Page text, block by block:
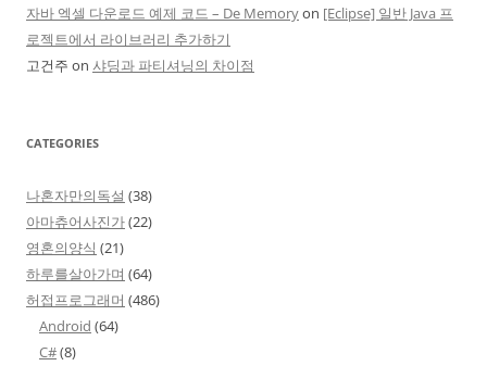
자바 엑셀 다운로드 예제 코드 – De Memoryon [Eclipse] 일반 Java 프
로젝트에서 라이브러리 추가하기
고건주 on 샤딩과 파티셔닝의 차이점
CATEGORIES
나혼자만의독설 (38)
아마츄어사진가(22)
영혼의양식 (21)
하루를살아가며 (64)
허접프로그래머 (486)
Android (64)
C#(8)